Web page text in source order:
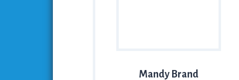
Mandy Brand